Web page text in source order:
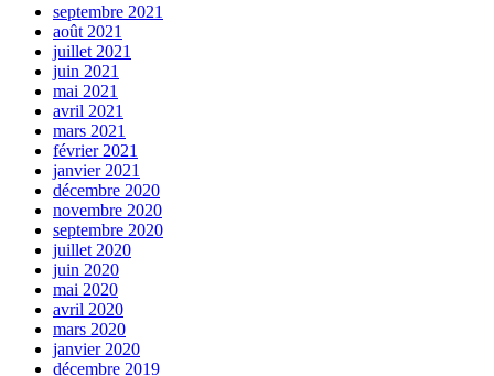
septembre 2021
août 2021
juillet 2021
juin 2021
mai 2021
avril 2021
mars 2021
février 2021
janvier 2021
décembre 2020
novembre 2020
septembre 2020
juillet 2020
juin 2020
mai 2020
avril 2020
mars 2020
janvier 2020
décembre 2019